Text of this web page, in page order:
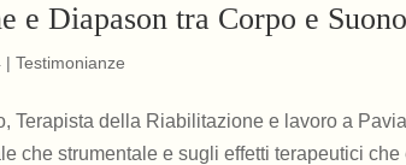
e Diapason tra Corpo e Suono
|Testimonianze
Terapista della Riabilitazione e lavoro a
che strumentale e sugli effetti terapeutici